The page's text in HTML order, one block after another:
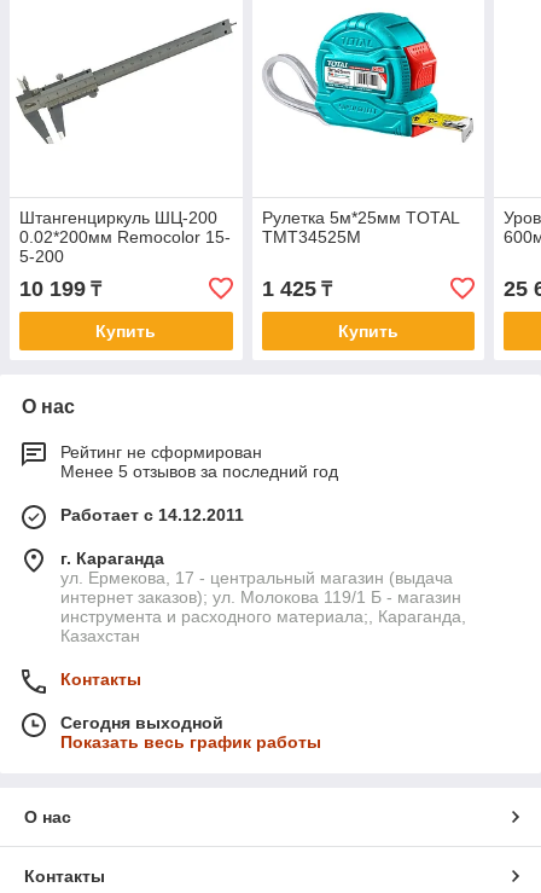
Штангенциркуль ШЦ-200
0.02*200мм Remocolor 15-
5-200
10 199 ₸
Купить
Рулетка 5м*25мм TOTAL
TMT34525M
1 425₸
Купить
25
О нас
Рейтинг не сформирован
Менее 5 отзывов за последний год
Работает с 14.12.2011
г. Караганда
ул. Ермекова, 17 - центральный магазин (выдача
интернет заказов); ул. Молокова 119/1 Б - магазин
инструмента и расходного материала;, Караганда,
Казахстан
Контакты
Сегодня выходной
Показать весь график работы
О нас
Контакты